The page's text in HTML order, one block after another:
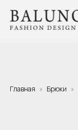
Главная Брюки